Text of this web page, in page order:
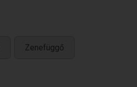
Zenefüggő